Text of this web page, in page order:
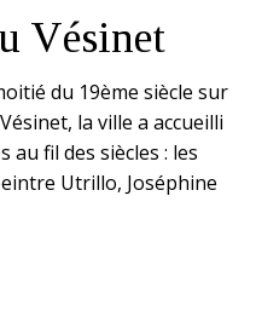
Vésinet
du 19ème siècle sur
la ville a accueilli
fil des siècles : les
Utrillo, Joséphine